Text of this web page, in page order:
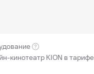
кинотеатр KION в тарифе